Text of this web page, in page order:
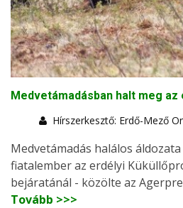
Medvetámadásban halt meg
Hírszerkesztő: Erdő-Mező
Medvetámadás halálos
fiatalember az erdélyi
bejáratánál - közölte az
Tovább >>>